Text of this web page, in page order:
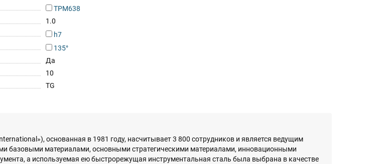
TPM638
1.0
h7
135°
Да
10
TG
основанная в 1981 году, насчитывает 3 800 сотрудников и является ведущим
базовыми материалами, основными стратегическими материалами, инновационными
а используемая ею быстрорежущая инструментальная сталь была выбрана в качестве